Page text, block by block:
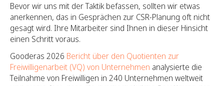
Bevor wir uns mit der Taktik befassen, sollten wir etwas
anerkennen, das in Gesprächen zur CSR-Planung oft nicht
gesagt wird. Ihre Mitarbeiter sind Ihnen in dieser Hinsicht
einen Schritt voraus.
Gooderas 2026 Bericht über den Quotienten zur
Freiwilligenarbeit (VQ) von Unternehmen analysierte die
Teilnahme von Freiwilligen in 240 Unternehmen weltweit